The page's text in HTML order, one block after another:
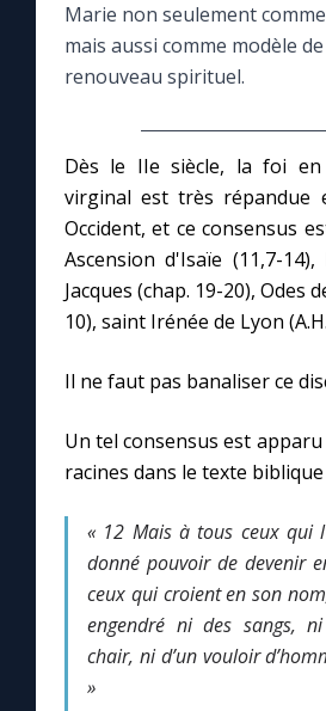
Prier au quotidien
L'Évangile chaque jour
Les premiers samedis du mois
Marie qui défait les nœuds
Me consacrer à Jésus par
Mes intentions de prière
Une Minute avec Marie
Une neuvaine
À la une
Marie non seulement
mais aussi comme modèle
renouveau spirituel.
Dès le IIe siècle, la foi en
virginal est très répandue
Occident, et ce consensus
Ascension d'Isaïe (11,7-
Jacques (chap. 19-20), Odes
10), saint Irénée de Lyon
Il ne faut pas banaliser ce
Un tel consensus est
racines dans le texte biblique
« 12 Mais à tous ceux qui
donné pouvoir de devenir
ceux qui croient en son
engendré ni des sangs,
chair, ni d’un vouloir
»